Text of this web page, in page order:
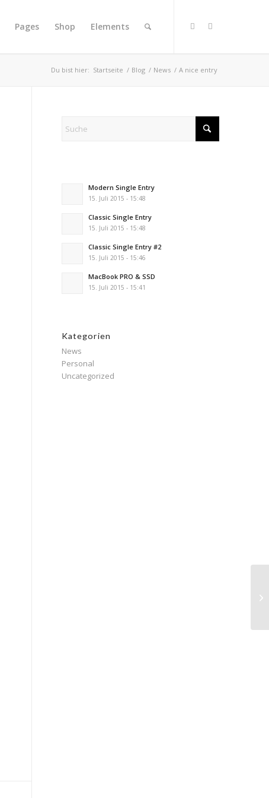
Pages Shop Elements
Du bist hier: Startseite / Blog / News / A nice entry
Modern Single Entry
15. Juli 2015 - 15:48
Classic Single Entry
15. Juli 2015 - 15:48
Classic Single Entry #2
15. Juli 2015 - 15:46
MacBook PRO & SSD
15. Juli 2015 - 15:41
Kategorien
News
Personal
Uncategorized